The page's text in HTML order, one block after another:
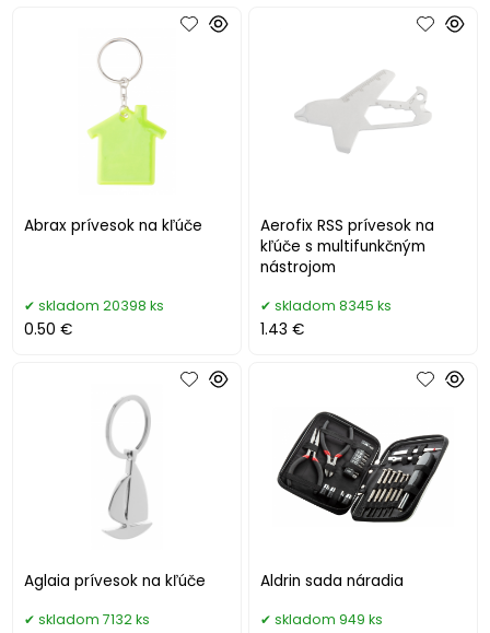
Abrax prívesok na kľúče
skladom 20398 ks
0.50 €
Aerofix RSS prívesok na
kľúče s multifunkčným
nástrojom
skladom 8345 ks
1.43 €
Aglaia prívesok na kľúče
skladom 7132 ks
Aldrin sada náradia
skladom 949 ks